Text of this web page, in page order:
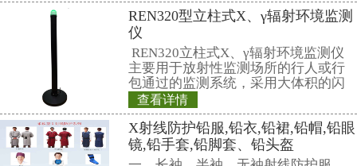
GB50325—2001规定：I 类民用建
院、老年建筑、幼儿园、学校教
量≤200；II 类民用建筑（办公楼
图书馆、展览馆、体育馆、公共交
餐厅、理发店等）氡浓度限量≤400.